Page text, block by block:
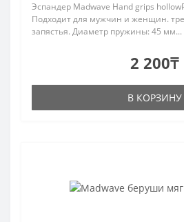
Эспандер Madwave Hand grips
Подходит для мужчин и женщин.
запястья. Диаметр пружины: 45 мм...
2 200₸
В КОРЗИНУ